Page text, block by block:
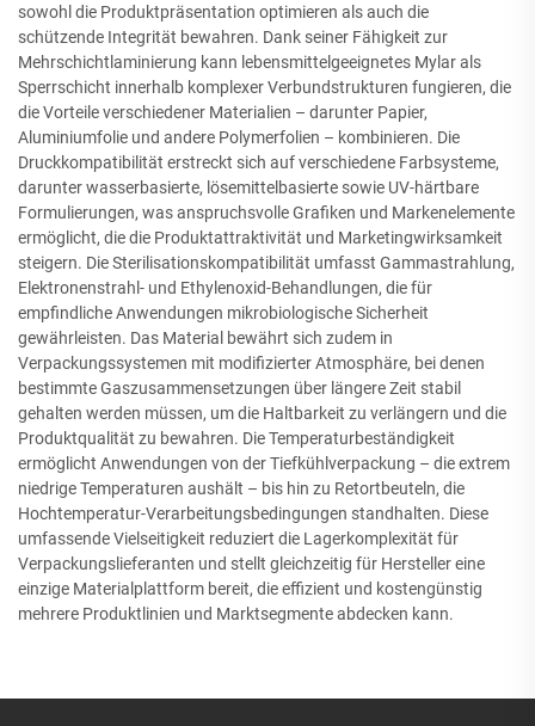
sowohl die Produktpräsentation optimieren als auch die
schützende Integrität bewahren. Dank seiner Fähigkeit zur
Mehrschichtlaminierung kann lebensmittelgeeignetes Mylar als
Sperrschicht innerhalb komplexer Verbundstrukturen fungieren, die
die Vorteile verschiedener Materialien – darunter Papier,
Aluminiumfolie und andere Polymerfolien – kombinieren. Die
Druckkompatibilität erstreckt sich auf verschiedene Farbsysteme,
darunter wasserbasierte, lösemittelbasierte sowie UV-härtbare
Formulierungen, was anspruchsvolle Grafiken und Markenelemente
ermöglicht, die die Produktattraktivität und Marketingwirksamkeit
steigern. Die Sterilisationskompatibilität umfasst Gammastrahlung,
Elektronenstrahl- und Ethylenoxid-Behandlungen, die für
empfindliche Anwendungen mikrobiologische Sicherheit
gewährleisten. Das Material bewährt sich zudem in
Verpackungssystemen mit modifizierter Atmosphäre, bei denen
bestimmte Gaszusammensetzungen über längere Zeit stabil
gehalten werden müssen, um die Haltbarkeit zu verlängern und die
Produktqualität zu bewahren. Die Temperaturbeständigkeit
ermöglicht Anwendungen von der Tiefkühlverpackung – die extrem
niedrige Temperaturen aushält – bis hin zu Retortbeuteln, die
Hochtemperatur-Verarbeitungsbedingungen standhalten. Diese
umfassende Vielseitigkeit reduziert die Lagerkomplexität für
Verpackungslieferanten und stellt gleichzeitig für Hersteller eine
einzige Materialplattform bereit, die effizient und kostengünstig
mehrere Produktlinien und Marktsegmente abdecken kann.